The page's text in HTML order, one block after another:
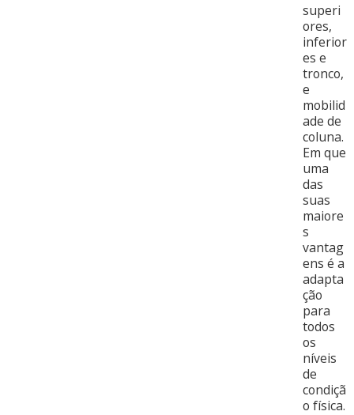
superi
ores,
inferior
es e
tronco,
e
mobilid
ade de
coluna.
Em que
uma
das
suas
maiore
s
vantag
ens é a
adapta
ção
para
todos
os
níveis
de
condiçã
o física.